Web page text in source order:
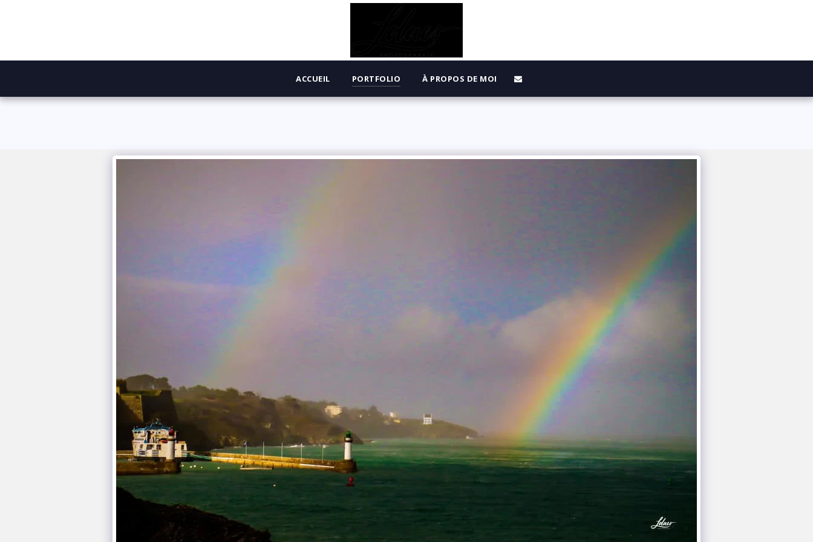
ACCUEIL PORTFOLIO À PROPOS DE MOI